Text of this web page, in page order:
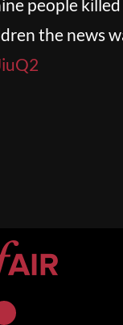
people
the news